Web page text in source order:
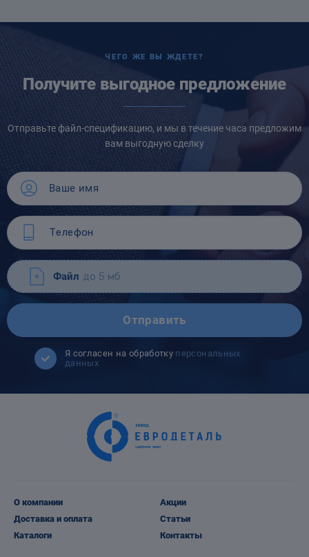
ЧЕГО ЖЕ ВЫ ЖДЕТЕ?
Получите выгодное предложение
Отправьте файл-спецификацию, и мы в течение часа предложим
вам выгодную сделку
Файл до 5 мб
Отправить
Я согласен на обработку персональных
данных
О компании
Доставка и оплата
Каталоги
Акции
Статьи
Контакты